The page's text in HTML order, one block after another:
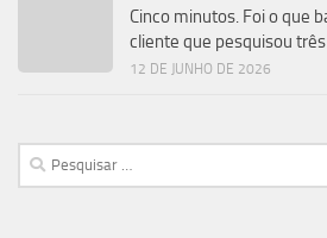
Cinco minutos. Foi o que
cliente que pesquisou
12 DE JUNHO DE 2026
Pesquisar
por: